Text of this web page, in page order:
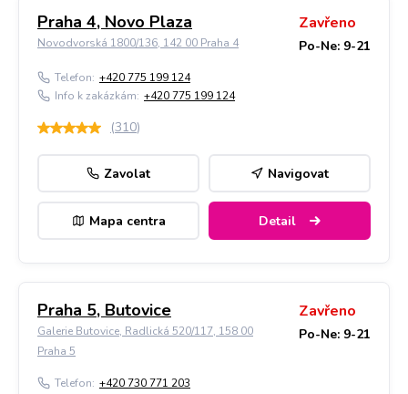
Praha 4, Novo Plaza
Novodvorská 1800/136, 142 00 Praha 4
Zavřeno
Po-Ne: 9-21
Telefon: +420 775 199 124
Info k zakázkám: +420 775 199 124
(310)
Zavolat Navigovat
Mapa centra Detail
Praha 5, Butovice
Galerie Butovice, Radlická 520/117, 158 00
Praha 5
Zavřeno
Po-Ne: 9-21
Telefon: +420 730 771 203